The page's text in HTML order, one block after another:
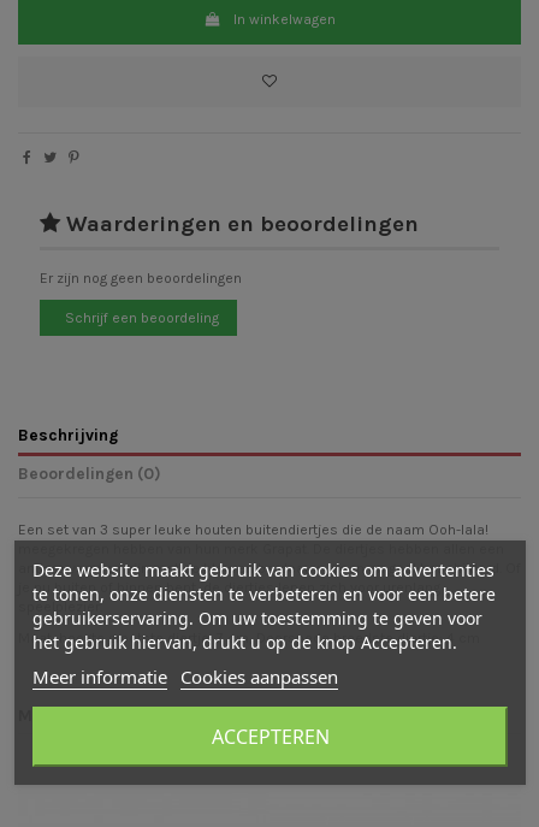
In winkelwagen
Waarderingen en beoordelingen
Er zijn nog geen beoordelingen
Schrijf een beoordeling
Beschrijving
Beoordelingen (0)
Een set van 3 super leuke houten buitendiertjes die de naam Ooh-lala!
andere vorm en zijn met de kleuren bordeaux, groen en geel beschilderd. Of
je nu buiten of binnen bent, de diertjes lenen zich voor urenlang
speelplezier.
Maat: hoogte grootste diertje: 7 cm, Doorsnede breedste diertje: 4 cm
Deze website maakt gebruik van cookies om advertenties
te tonen, onze diensten te verbeteren en voor een betere
gebruikerservaring. Om uw toestemming te geven voor
het gebruik hiervan, drukt u op de knop Accepteren.
Meer informatie Cookies aanpassen
ACCEPTEREN